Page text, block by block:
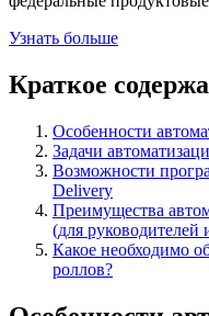
Узнать больше
Краткое
Особенности
Задачи
Возможности
Delivery
Преимущества
(для руководителей
Какое необходимо
роллов?